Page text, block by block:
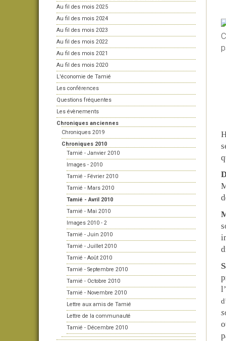
Au fil des mois 2025
Au fil des mois 2024
Au fil des mois 2023
Au fil des mois 2022
Au fil des mois 2021
Au fil des mois 2020
L'économie de Tamié
Les conférences
Questions fréquentes
Les évènements
Chroniques anciennes
Chroniques 2019
Chroniques 2010
Tamié - Janvier 2010
Images - 2010
Tamié - Février 2010
Tamié - Mars 2010
Tamié - Avril 2010
Tamié - Mai 2010
Images 2010 - 2
Tamié - Juin 2010
Tamié - Juillet 2010
Tamié - Août 2010
Tamié - Septembre 2010
Tamié - Octobre 2010
Tamié - Novembre 2010
Lettre aux amis de Tamié
Lettre de la communauté
Tamié - Décembre 2010